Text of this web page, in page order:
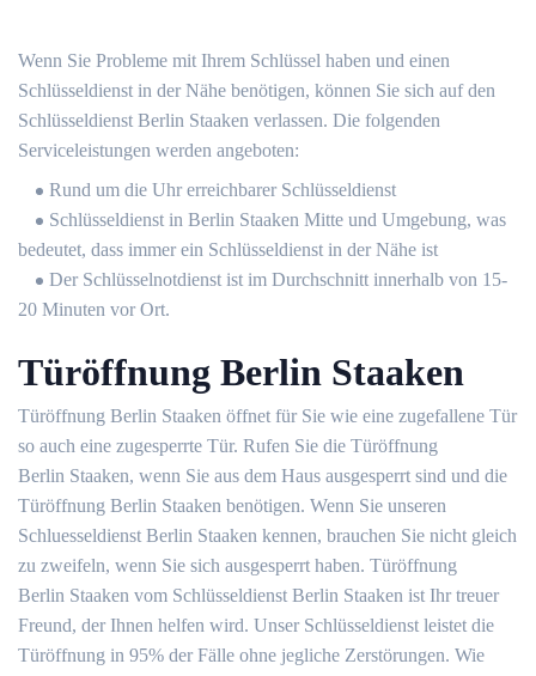
Wenn Sie Probleme mit Ihrem Schlüssel haben und einen
Schlüsseldienst in der Nähe benötigen, können Sie sich auf den
Schlüsseldienst Berlin Staaken verlassen. Die folgenden
Serviceleistungen werden angeboten:
Rund um die Uhr erreichbarer Schlüsseldienst
Schlüsseldienst in Berlin Staaken Mitte und Umgebung, was
bedeutet, dass immer ein Schlüsseldienst in der Nähe ist
Der Schlüsselnotdienst ist im Durchschnitt innerhalb von 15-
20 Minuten vor Ort.
Türöffnung Berlin Staaken
Türöffnung Berlin Staaken öffnet für Sie wie eine zugefallene Tür
so auch eine zugesperrte Tür. Rufen Sie die Türöffnung
Berlin Staaken, wenn Sie aus dem Haus ausgesperrt sind und die
Türöffnung Berlin Staaken benötigen. Wenn Sie unseren
Schluesseldienst Berlin Staaken kennen, brauchen Sie nicht gleich
zu zweifeln, wenn Sie sich ausgesperrt haben. Türöffnung
Berlin Staaken vom Schlüsseldienst Berlin Staaken ist Ihr treuer
Freund, der Ihnen helfen wird. Unser Schlüsseldienst leistet die
Türöffnung in 95% der Fälle ohne jegliche Zerstörungen. Wie